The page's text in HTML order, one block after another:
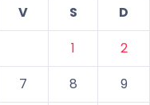
V S
D
1
2
7 8
9